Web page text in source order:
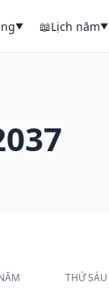
▼ 📖Lịch năm▼
THỨ SÁU